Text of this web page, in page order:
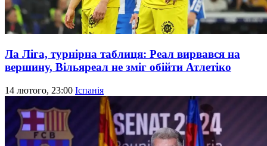
Ла Ліга, турнірна таблиця: Реал вирвався на
вершину, Вільяреал не зміг обійти Атлетіко
14 лютого, 23:00 Іспанія